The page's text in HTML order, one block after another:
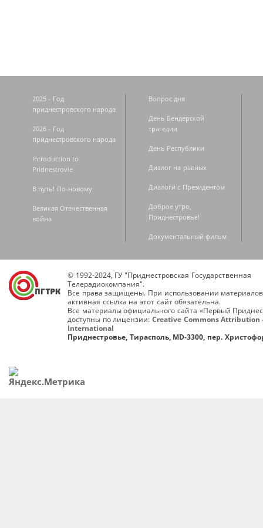
2025 - Год
приднестровского народа
2026 - Год
приднестровского народа
Introduction to
Pridnestrovie
В путь! По-новому
Великая Отечественная
война
Вопрос дня
День Бендерской
трагедии
День Республики
Диалог на равных
Диалоги с Президентом
Доброе утро,
Приднестровье!
Документальный фильм
© 1992-2024, ГУ "Приднестровская Государственная
Телерадиокомпания".
Все права защищены. При использовании
активная ссылка на этот сайт обязательна.
Все материалы официального сайта «Первый
доступны по лицензии: Creative Commons Attribution
International
Приднестровье, Тирасполь, MD-3300, пер.